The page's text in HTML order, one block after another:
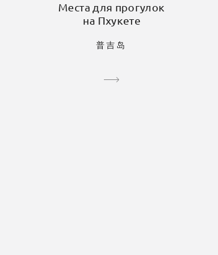
Места для прогулок
на Пхукете
普吉岛